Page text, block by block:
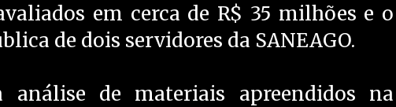
em cerca de R$ 35 milhões e o
de dois servidores da SANEAGO.
de materiais apreendidos na